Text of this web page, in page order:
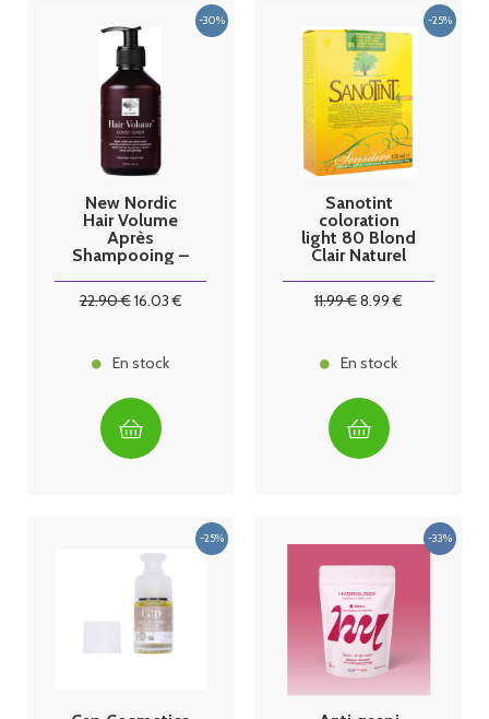
New Nordic
Hair Volume
Après
Shampooing –
22.90€16.03€
En stock
Sanotint
coloration
light 80 Blond
Clair Naturel
11.99€8.99 €
En stock